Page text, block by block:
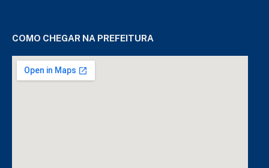
COMO CHEGAR NA PREFEITURA